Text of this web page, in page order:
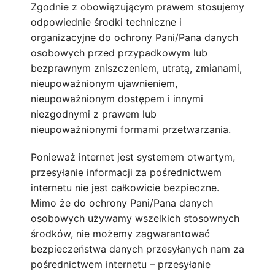
Zgodnie z obowiązującym prawem stosujemy
odpowiednie środki techniczne i
organizacyjne do ochrony Pani/Pana danych
osobowych przed przypadkowym lub
bezprawnym zniszczeniem, utratą, zmianami,
nieupoważnionym ujawnieniem,
nieupoważnionym dostępem i innymi
niezgodnymi z prawem lub
nieupoważnionymi formami przetwarzania.
Ponieważ internet jest systemem otwartym,
przesyłanie informacji za pośrednictwem
internetu nie jest całkowicie bezpieczne.
Mimo że do ochrony Pani/Pana danych
osobowych używamy wszelkich stosownych
środków, nie możemy zagwarantować
bezpieczeństwa danych przesyłanych nam za
pośrednictwem internetu – przesyłanie